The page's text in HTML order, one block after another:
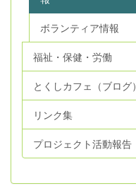
ボランティア情報
福祉・保健・労働
とくしカフェ（ブログ）
リンク集
プロジェクト活動報告